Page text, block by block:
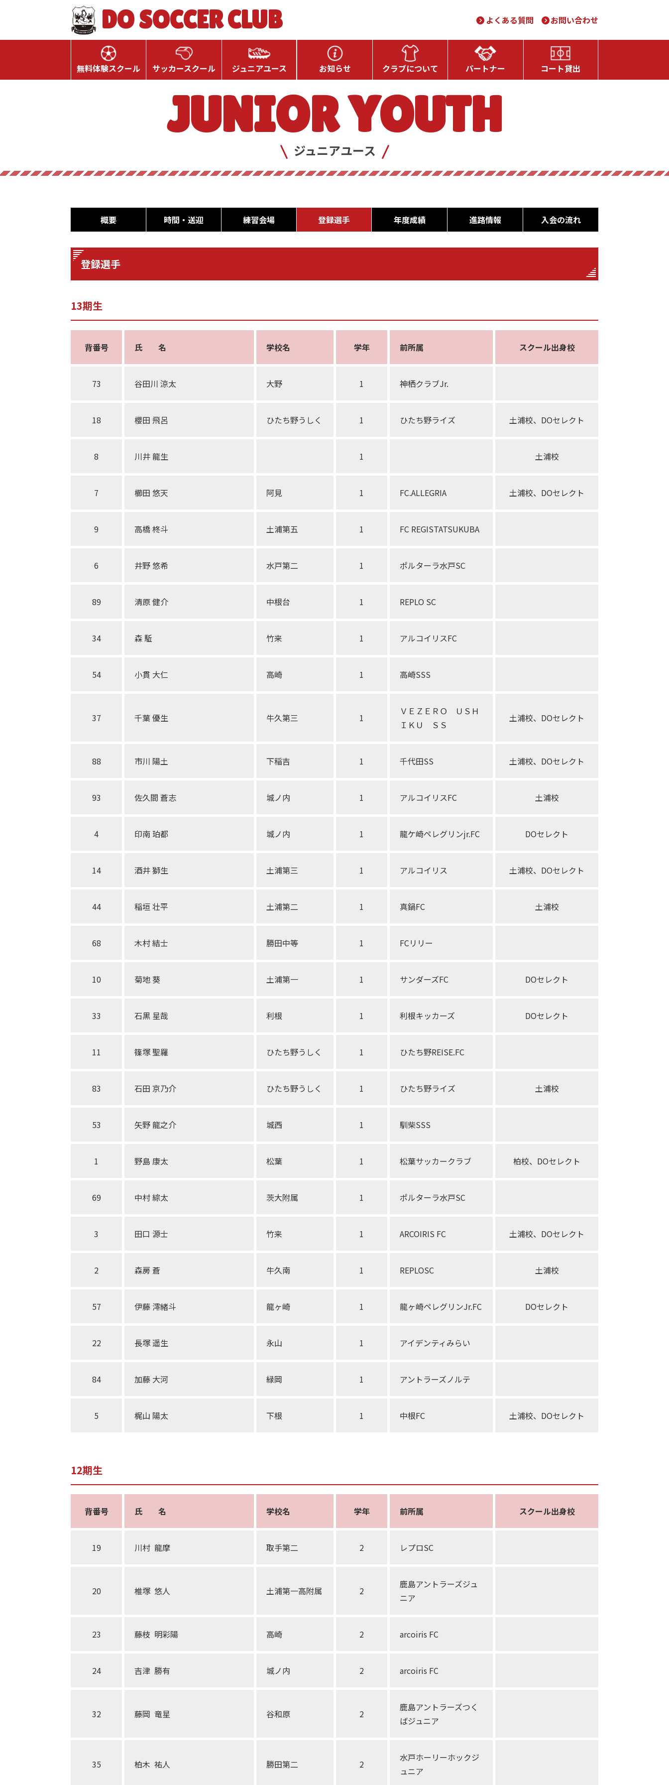
DO SOCCER CLUB
無料体験スクール サッカースクール ジュニアユース お知らせ クラブについて パートナー コート貸出
よくある質問 お問い合わせ
JUNIOR YOUTH
ジュニアユース
概要 時間・送迎 練習会場 登録選手 年度成績 進路情報 入会の流れ
登録選手
13期生
背番号 氏 名 学校名 学年 前所属 スクール出身校
73 谷田川 涼太 大野 1 神栖クラブJr.
18 櫻田 飛呂 ひたち野うしく 1 ひたち野ライズ 土浦校、DOセレクト
8 川井 龍生 1 土浦校
7 櫛田 悠天 阿見 1 FC.ALLEGRIA 土浦校、DOセレクト
9 高橋 柊斗 土浦第五 1 FC REGISTATSUKUBA
6 井野 悠希 水戸第二 1 ポルターラ水戸SC
89 清原 健介 中根台 1 REPLO SC
34 森 駈 竹来 1 アルコイリスFC
54 小貫 大仁 高崎 1 高崎SSS
37 千葉 優生 牛久第三 1
ＶＥＺＥＲＯ ＵＳＨ
ＩＫＵ ＳＳ
土浦校、DOセレクト
88 市川 陽土 下稲吉 1 千代田SS 土浦校、DOセレクト
93 佐久間 蒼志 城ノ内 1 アルコイリスFC 土浦校
4 印南 珀都 城ノ内 1 龍ケ崎ペレグリンjr.FC DOセレクト
14 酒井 獅生 土浦第三 1 アルコイリス 土浦校、DOセレクト
44 稲垣 壮平 土浦第二 1 真鍋FC 土浦校
68 木村 結士 勝田中等 1 FCリリー
10 菊地 葵 土浦第一 1 サンダーズFC DOセレクト
33 石黒 星哉 利根 1 利根キッカーズ DOセレクト
11 篠塚 聖羅 ひたち野うしく 1 ひたち野REISE.FC
83 石田 京乃介 ひたち野うしく 1 ひたち野ライズ 土浦校
53 矢野 龍之介 城西 1 馴柴SSS
1 野島 康太 松葉 1 松葉サッカークラブ 柏校、DOセレクト
69 中村 綜太 茨大附属 1 ポルターラ水戸SC
3 田口 源士 竹来 1 ARCOIRIS FC 土浦校、DOセレクト
2 森房 蒼 牛久南 1 REPLOSC 土浦校
57 伊藤 澪緒斗 龍ヶ崎 1 龍ヶ崎ペレグリンJr.FC DOセレクト
22 長塚 遥生 永山 1 アイデンティみらい
84 加藤 大河 緑岡 1 アントラーズノルテ
5 梶山 陽太 下根 1 中根FC 土浦校、DOセレクト
12期生
背番号 氏 名 学校名 学年 前所属 スクール出身校
19 川村 龍摩 取手第二 2 レプロSC
20 椎塚 悠人 土浦第一高附属 2
鹿島アントラーズジュ
ニア
23 藤枝 明彩陽 高崎 2 arcoiris FC
24 吉津 勝有 城ノ内 2 arcoiris FC
32 藤岡 竜星 谷和原 2
鹿島アントラーズつく
ばジュニア
35 柏木 祐人 勝田第二 2
水戸ホーリーホックジ
ュニア